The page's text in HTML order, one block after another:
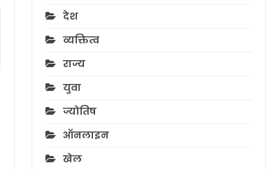
देश
व्यक्तित्व
राज्य
युवा
ज्योतिष
ऑनलाइन
खेल